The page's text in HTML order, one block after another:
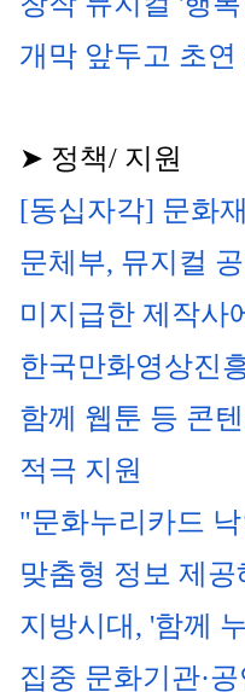
개막 앞두고 초연
➤ 정책/ 지원
[동십자각] 문화
문체부, 뮤지컬
미지급한 제작사
한국만화영상진
함께 웹툰 등 콘
적극 지원
"문화누리카드
맞춤형 정보 제공
지방시대, '함께
집중 문화기관·